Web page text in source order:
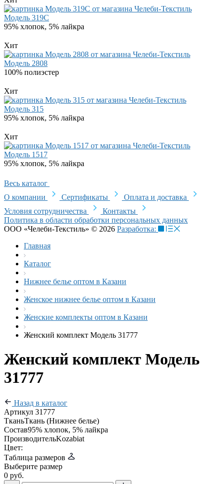
Модель 319C
95% хлопок, 5% лайкра
Хит
Модель 2808
100% полиэстер
Хит
Модель 315
95% хлопок, 5% лайкра
Хит
Модель 1517
95% хлопок, 5% лайкра
Весь каталог
О компании
Сертификаты
Оплата и доставка
Условия сотрудничества
Контакты
Политика в области обработки персональных данных
ООО «Челеби-Текстиль» © 2026 Разработка:
Главная
Каталог
Нижнее белье оптом в Казани
Женское нижнее белье оптом в Казани
Женские комплекты оптом в Казани
Женский комплект Модель 31777
Женский комплект Модель
31777
Назад в каталог
Артикул 31777
ТканьТкань (Нижнее белье)
Состав95% хлопок, 5% лайкра
ПроизводительKozabiat
Цвет:
Таблица размеров
Выберите размер
0 руб.